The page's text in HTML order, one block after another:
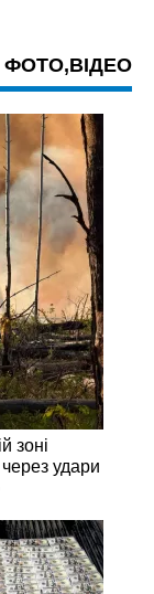
ФОТО,ВІДЕО
зоні
удари